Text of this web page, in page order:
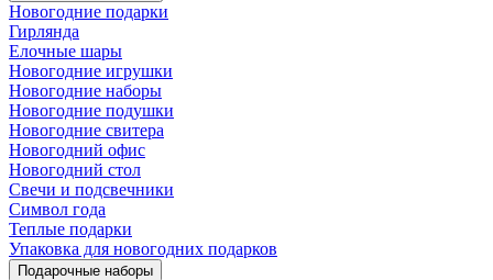
Новогодние подарки
Гирлянда
Елочные шары
Новогодние игрушки
Новогодние наборы
Новогодние подушки
Новогодние свитера
Новогодний офис
Новогодний стол
Свечи и подсвечники
Символ года
Теплые подарки
Упаковка для новогодних подарков
Подарочные наборы